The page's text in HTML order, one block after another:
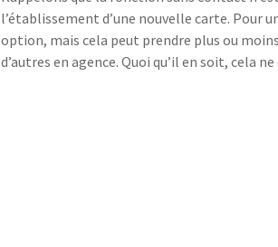
l’établissement d’une nouvelle carte. Pour
option, mais cela peut prendre plus ou
d’autres en agence. Quoi qu’il en soit, cela